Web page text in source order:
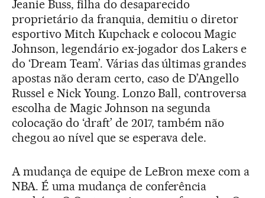
Jeanie Buss, filha do desaparecido
proprietário da franquia, demitiu o diretor
esportivo Mitch Kupchack e colocou Magic
Johnson, legendário ex-jogador dos Lakers e
do ‘Dream Team’. Várias das últimas grandes
apostas não deram certo, caso de D’Angello
Russel e Nick Young. Lonzo Ball, controversa
escolha de Magic Johnson na segunda
colocação do ‘draft’ de 2017, também não
chegou ao nível que se esperava dele.
A mudança de equipe de LeBron mexe com a
NBA. É uma mudança de conferência